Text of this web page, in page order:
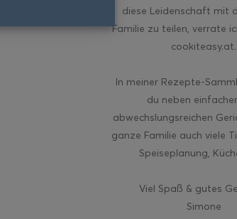
diese Leidenschaft mit
Familie zu teilen, verrate
cookiteasy.at.
In meiner Rezepte-
du neben
abwechslungsreichen
ganze Familie auch viele
Speiseplanung,
Viel Spaß & gutes
Simone